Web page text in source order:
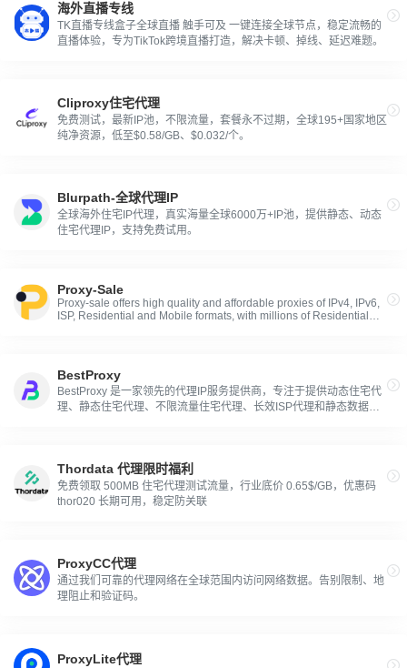
海外直播专线
TK直播专线盒子全球直播 触手可及 一键连接全球节点，稳定流畅的
直播体验，专为TikTok跨境直播打造，解决卡顿、掉线、延迟难题。
Cliproxy住宅代理
免费测试，最新IP池，不限流量，套餐永不过期，全球195+国家地区
纯净资源，低至$0.58/GB、$0.032/个。
Blurpath-全球代理IP
全球海外住宅IP代理，真实海量全球6000万+IP池，提供静态、动态
住宅代理IP，支持免费试用。
Proxy-Sale
Proxy-sale offers high quality and affordable proxies of IPv4, IPv6,
ISP, Residential and Mobile formats, with millions of Residential
BestProxy
BestProxy 是一家领先的代理IP服务提供商，专注于提供动态住宅代
理、静态住宅代理、不限流量住宅代理、长效ISP代理和静态数据中
Thordata 代理限时福利
免费领取 500MB 住宅代理测试流量，行业底价 0.65$/GB，优惠码
thor020 长期可用，稳定防关联
ProxyCC代理
通过我们可靠的代理网络在全球范围内访问网络数据。告别限制、地
理阻止和验证码。
ProxyLite代理